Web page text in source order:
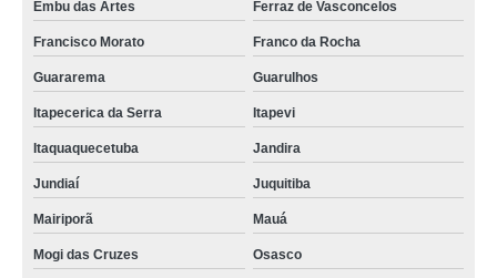
Embu das Artes Ferraz de Vasconcelos
Francisco Morato Franco da Rocha
Guararema Guarulhos
Itapecerica da Serra Itapevi
Itaquaquecetuba Jandira
Jundiaí Juquitiba
Mairiporã Mauá
Mogi das Cruzes Osasco